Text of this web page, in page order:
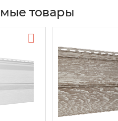
товары